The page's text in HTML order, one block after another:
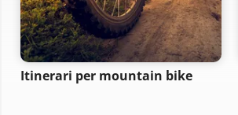
Itinerari per mountain bike